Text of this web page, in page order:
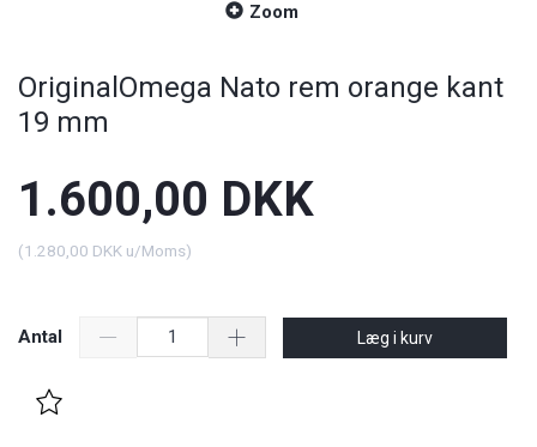
Zoom
OriginalOmega Nato rem orange kant
19 mm
1.600,00 DKK
(1.280,00 DKK u/Moms)
Antal Læg i kurv